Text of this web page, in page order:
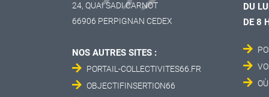
24, QUAI SADI CARNOT
66906 PERPIGNAN CEDEX
NOS AUTRES SITES :
PORTAIL-COLLECTIVITES66.FR
OBJECTIFINSERTION66
DU
DE 8